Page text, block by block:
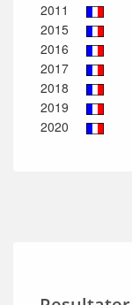
2011
2015
2016
2017
2018
2019
2020